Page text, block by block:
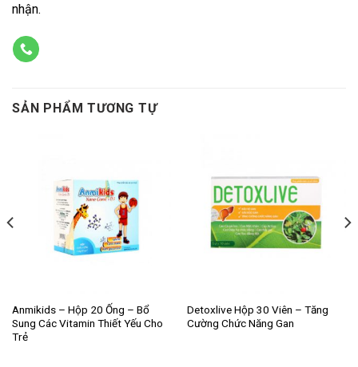
nhận.
SẢN PHẨM TƯƠNG TỰ
Anmikids – Hộp 20 Ống – Bổ
Sung Các Vitamin Thiết Yếu Cho
Trẻ
Detoxlive Hộp 30 Viên – Tăng
Cường Chức Năng Gan